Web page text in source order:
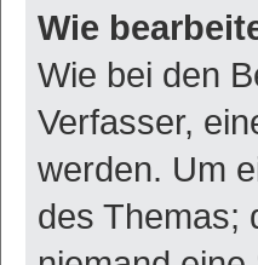
Wie
Wie bei den
Verfasser,
werden. Um
des Themas;